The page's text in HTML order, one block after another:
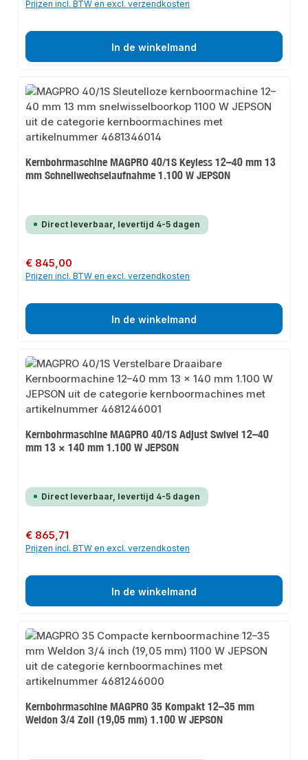
Prijzen incl. BTW en excl. verzendkosten
In de winkelmand
Kernbohrmaschine MAGPRO 40/1S Keyless 12–40 mm 13
mm Schnellwechselaufnahme 1.100 W JEPSON
Direct leverbaar, levertijd 4-5 dagen
Normale prijs:
€ 845,00
Prijzen incl. BTW en excl. verzendkosten
In de winkelmand
Kernbohrmaschine MAGPRO 40/1S Adjust Swivel 12–40
mm 13 × 140 mm 1.100 W JEPSON
Direct leverbaar, levertijd 4-5 dagen
Normale prijs:
€ 865,71
Prijzen incl. BTW en excl. verzendkosten
In de winkelmand
Kernbohrmaschine MAGPRO 35 Kompakt 12–35 mm
Weldon 3/4 Zoll (19,05 mm) 1.100 W JEPSON